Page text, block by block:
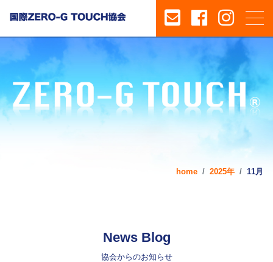
home 2025年 11月
News Blog
協会からのお知らせ